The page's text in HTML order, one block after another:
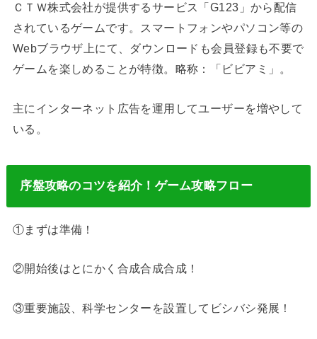
ＣＴＷ株式会社が提供するサービス「G123」から配信
されているゲームです。スマートフォンやパソコン等の
Webブラウザ上にて、ダウンロードも会員登録も不要で
ゲームを楽しめることが特徴。略称：「ビビアミ」。
主にインターネット広告を運用してユーザーを増やして
いる。
序盤攻略のコツを紹介！ゲーム攻略フロー
①まずは準備！
②開始後はとにかく合成合成合成！
③重要施設、科学センターを設置してビシバシ発展！